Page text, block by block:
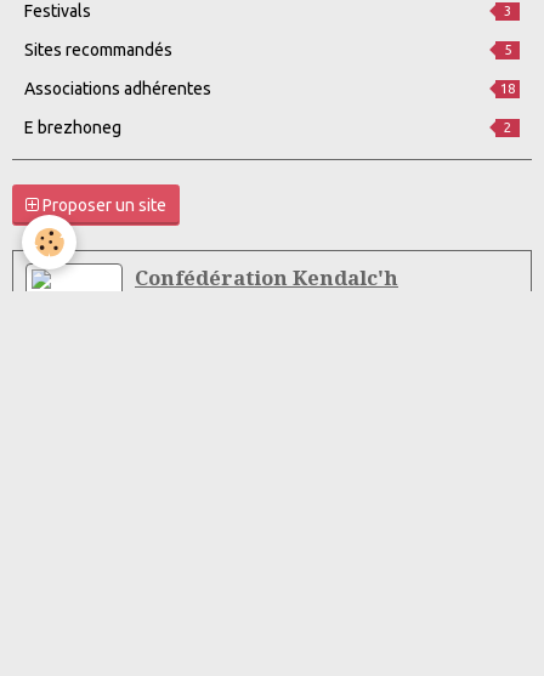
Festivals 3
Sites recommandés 5
Associations adhérentes 18
E brezhoneg 2
Proposer un site
Confédération Kendalc'h